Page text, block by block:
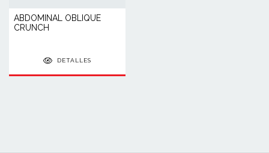
ABDOMINAL OBLIQUE
CRUNCH
DETALLES